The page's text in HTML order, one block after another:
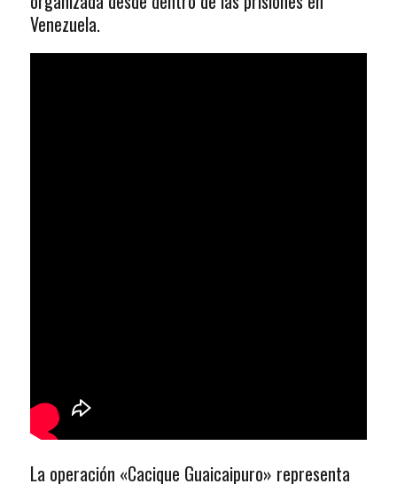
Venezuela.
La operación «Cacique Guaicaipuro» representa